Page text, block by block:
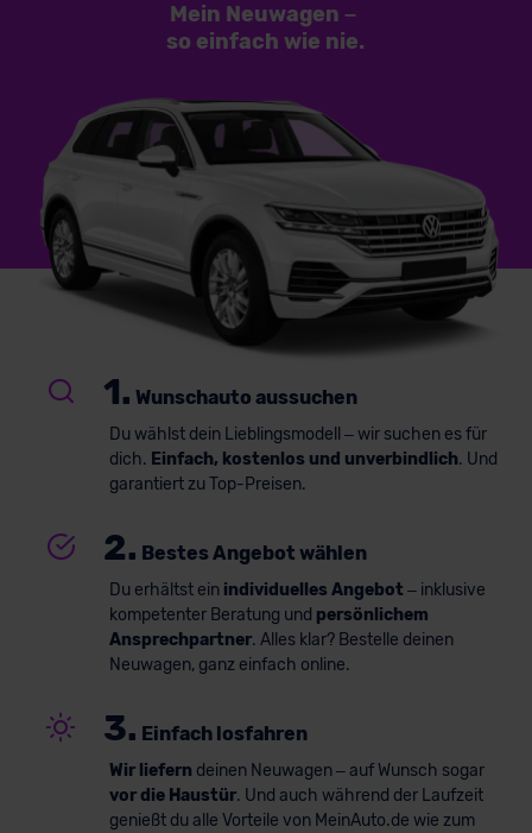
Mein Neuwagen –
so einfach wie nie.
1. Wunschauto aussuchen
Du wählst dein Lieblingsmodell – wir suchen es für
dich. Einfach, kostenlos und unverbindlich. Und
garantiert zu Top-Preisen.
2. Bestes Angebot wählen
Du erhältst ein individuelles Angebot – inklusive
kompetenter Beratung und persönlichem
Ansprechpartner. Alles klar? Bestelle deinen
Neuwagen, ganz einfach online.
3. Einfach losfahren
Wir liefern deinen Neuwagen – auf Wunsch sogar
vor die Haustür. Und auch während der Laufzeit
genießt du alle Vorteile von MeinAuto.de wie zum